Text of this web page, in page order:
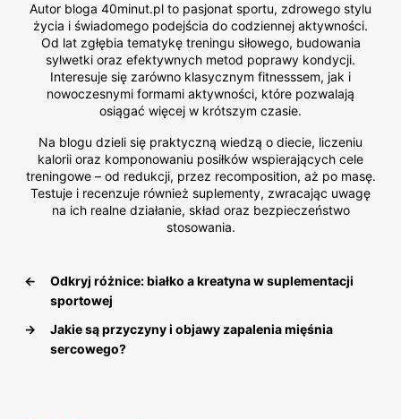
Autor bloga 40minut.pl to pasjonat sportu, zdrowego stylu
życia i świadomego podejścia do codziennej aktywności.
Od lat zgłębia tematykę treningu siłowego, budowania
sylwetki oraz efektywnych metod poprawy kondycji.
Interesuje się zarówno klasycznym fitnesssem, jak i
nowoczesnymi formami aktywności, które pozwalają
osiągać więcej w krótszym czasie.
Na blogu dzieli się praktyczną wiedzą o diecie, liczeniu
kalorii oraz komponowaniu posiłków wspierających cele
treningowe – od redukcji, przez recomposition, aż po masę.
Testuje i recenzuje również suplementy, zwracając uwagę
na ich realne działanie, skład oraz bezpieczeństwo
stosowania.
←
Odkryj różnice: białko a kreatyna w suplementacji
sportowej
→
Jakie są przyczyny i objawy zapalenia mięśnia
sercowego?